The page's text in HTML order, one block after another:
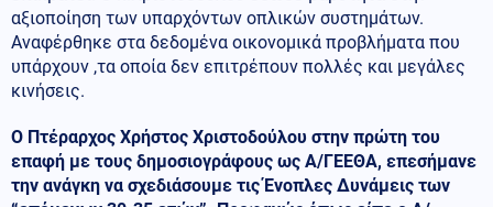
αξιοποίηση των υπαρχόντων οπλικών συστημάτων.
Αναφέρθηκε στα δεδομένα οικονομικά προβλήματα που
υπάρχουν ,τα οποία δεν επιτρέπουν πολλές και μεγάλες
κινήσεις.
Ο Πτέραρχος Χρήστος Χριστοδούλου στην πρώτη του
επαφή με τους δημοσιογράφους ως Α/ΓΕΕΘΑ, επεσήμανε
την ανάγκη να σχεδιάσουμε τις Ένοπλες Δυνάμεις των